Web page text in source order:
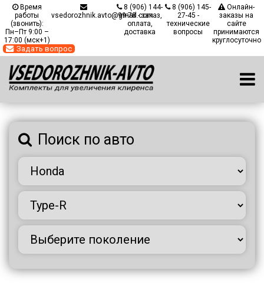
Время
работы
(звонить):
Пн–Пт 9:00 –
17:00 (мск+1)
vsedorozhnik.avto@gmail.com
8 (906) 144-
99-78 - заказ,
оплата,
доставка
8 (906) 145-
27-45 -
технические
вопросы
Онлайн-
заказы на
сайте
принимаются
круглосуточно
Задать вопрос
Главная/Каталог автомобилей /Автомобили Honda Модель Type-R
Поиск по авто